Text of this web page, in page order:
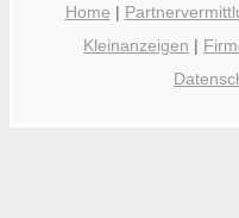
Home |
Kleinanzeigen |